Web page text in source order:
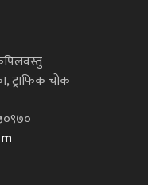
ट्राफिक चोक